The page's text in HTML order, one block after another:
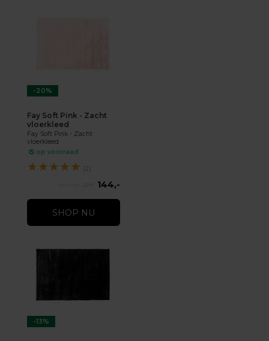
-20%
Fay Soft Pink - Zacht
vloerkleed
Fay Soft Pink - Zacht
vloerkleed
op voorraad
★★★★★ (2)
144,-
SHOP NU
-13%